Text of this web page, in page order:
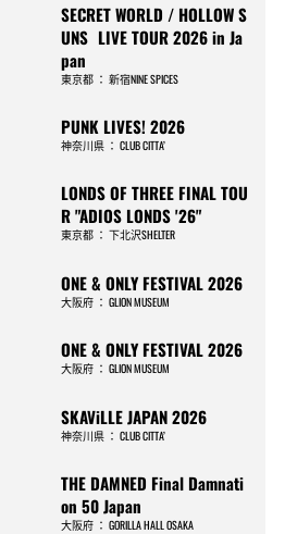
SECRET WORLD / HOLLOW S
UNS LIVE TOUR 2026 in Ja
pan
東京都 ：新宿NINE SPICES
PUNK LIVES! 2026
神奈川県 ：CLUB CITTA’
LONDS OF THREE FINAL TOU
R "ADIOS LONDS '26"
東京都 ：下北沢SHELTER
ONE & ONLY FESTIVAL 2026
大阪府 ：GLION MUSEUM
ONE & ONLY FESTIVAL 2026
大阪府 ：GLION MUSEUM
SKAViLLE JAPAN 2026
神奈川県 ：CLUB CITTA’
THE DAMNED Final Damnati
on 50 Japan
大阪府 ：GORILLA HALL OSAKA